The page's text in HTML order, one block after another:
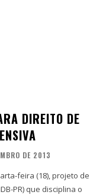
DIREITO DE
DE 2013
feira (18), projeto de
PR) que disciplina o